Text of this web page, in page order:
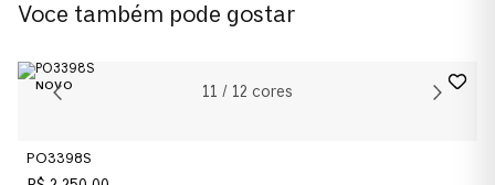
0PO3392S
Cor da Armação
Cor das Lentes
Voce também pode gostar
11 / 12 cores
PO3398S